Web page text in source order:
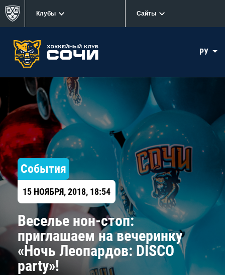
Клубы Сайты
РУ
События
15 НОЯБРЯ, 2018, 18:54
Веселье нон-стоп:
приглашаем на вечеринку
«Ночь Леопардов: DISCO
party»!